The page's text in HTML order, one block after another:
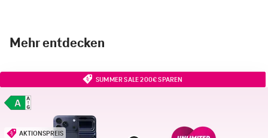
Mehr entdecken
SUMMER SALE 200€ SPAREN
AKTIONSPREIS